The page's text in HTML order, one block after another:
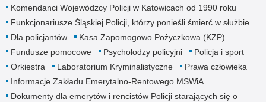
Komendanci Wojewódzcy Policji w Katowicach od 1990 roku
Funkcjonariusze Śląskiej Policji, którzy ponieśli śmierć w służbie
Dla policjantów
Kasa Zapomogowo Pożyczkowa (KZP)
Fundusze pomocowe
Psycholodzy policyjni
Policja i sport
Orkiestra
Laboratorium Kryminalistyczne
Prawa człowieka
Informacje Zakładu Emerytalno-Rentowego MSWiA
Dokumenty dla emerytów i rencistów Policji starających się o